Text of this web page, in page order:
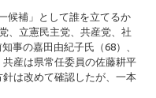
候補」として誰を立てるか
、立憲民主党、共産党、社
事の嘉田由紀子氏（68）、
産は県常任委員の佐藤耕平
は改めて確認したが、一本